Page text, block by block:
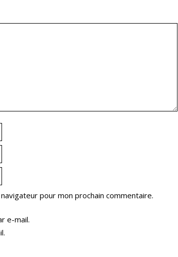
pour mon prochain commentaire.
e-mail.